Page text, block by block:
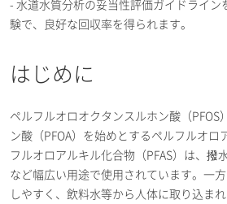
- 水道水質分析の妥当性評価ガイドライン
験で、良好な回収率を得られます。
はじめに
ペルフルオロオクタンスルホン酸（PFOS
ン酸（PFOA）を始めとするペルフルオロ
フルオロアルキル化合物（PFAS）は、撥
など幅広い用途で使用されています。一
しやすく、飲料水等から人体に取り込ま